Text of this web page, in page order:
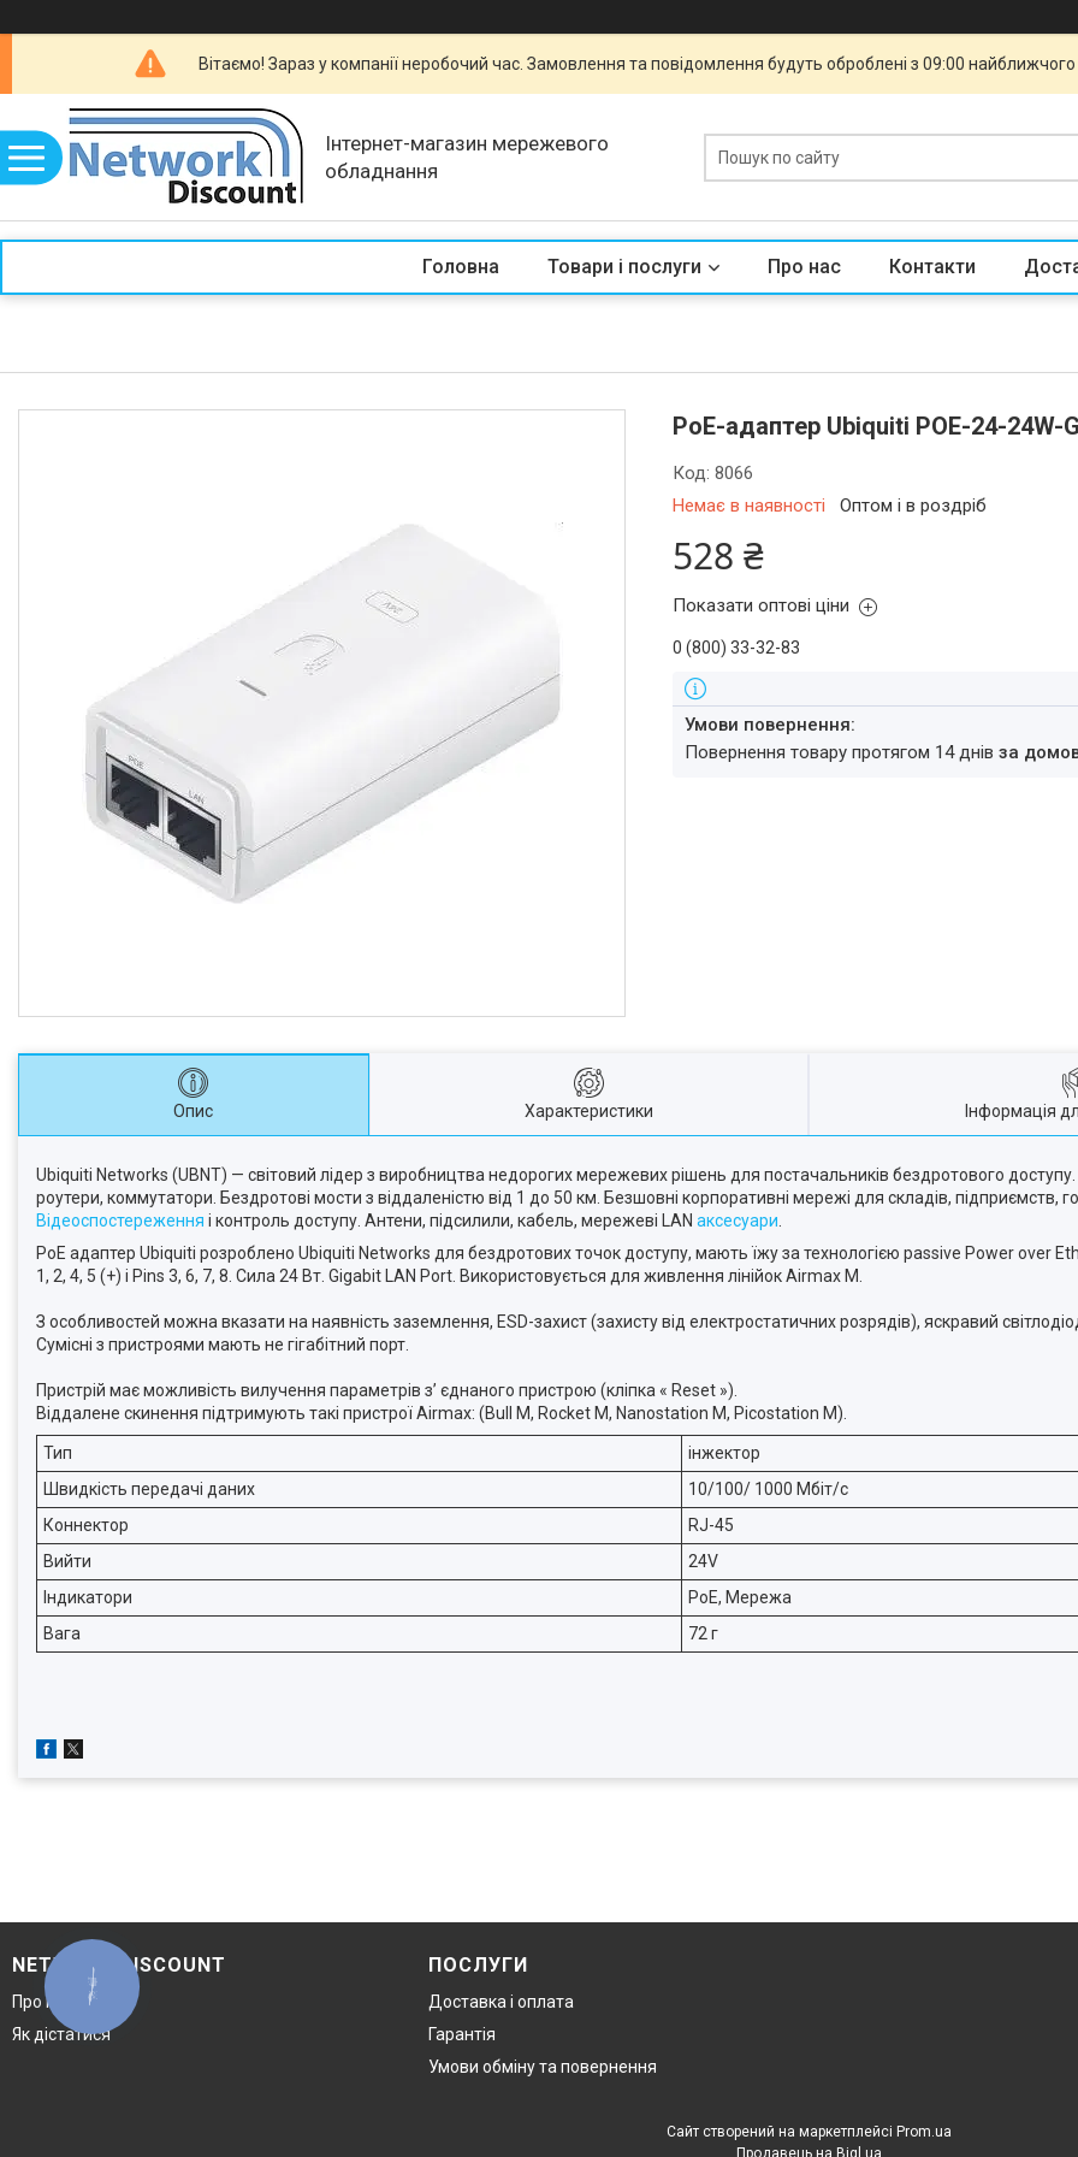
Вітаємо! Зараз у компанії неробочий час. Замовлення та повідомлення будуть оброблені з 09:00
Інтернет-магазин мережевого
обладнання
Головна Товари і послуги Про нас Контакти
PoE-адаптер Ubiquiti POE-24-
Немає в наявності Оптом і в роздріб
Код:8066
528 ₴
Показати оптові ціни
0 (800) 33-32-83
повернення товару протягом 14 днівза
Опис Характеристики Інформація
Ubiquiti Networks (UBNT) — світовий лідер з виробництва недорогих мережевих рішень для постачальників бездротового доступу.
роутери, коммутатори. Бездротові мости з віддаленістю від 1 до 50 км. Безшовні корпоративні мережі для складів, підприємств,
Відеоспостереження і контроль доступу. Антени, підсилили, кабель, мережеві LAN аксесуари
PoE адаптер Ubiquiti розроблено Ubiquiti Networks для бездротових точок доступу, мають їжу за технологією passive Power over
1, 2, 4, 5 (+) і Pins 3, 6, 7, 8. Сила 24 Вт. Gigabit LAN Port. Використовується для живлення лінійок Airmax M.
З особливостей можна вказати на наявність заземлення, ESD-захист (захисту від електростатичних розрядів), яскравий
Сумісні з пристроями мають не гігабітний порт.
Пристрій має можливість вилучення параметрів з’ єднаного пристрою (кліпка « Reset »).
Віддалене скинення підтримують такі пристрої Airmax: (Bull M, Rocket M, Nanostation M, Picostation M).
Тип
інжектор
Швидкість передачі даних
10/100/ 1000 Мбіт/с
Коннектор
RJ-45
Вийти
24V
Індикатори
PoE, Мережа
Вага
72 г
NETWORK DISCOUNT
Про компанію
Як дістатися
ПОСЛУГИ
Доставка і оплата
Гарантія
Умови обміну та повернення
Сайт створений на маркетплейсі Prom.ua
Продавець на Bigl.ua
КНОПКА
ЗВ'ЯЗКУ